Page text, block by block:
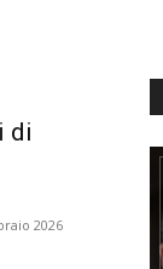
di
2026